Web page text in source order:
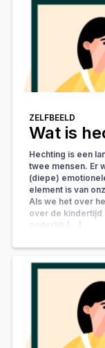
ZELFBEELD
Wat is
Hechting is een
twee mensen. Er
(diepe)
element is van
Als we het over
over de kindertijd
ouderlijk […]